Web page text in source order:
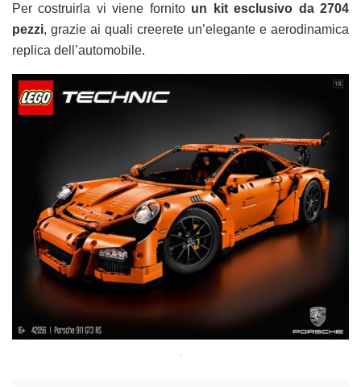
Per costruirla vi viene fornito un kit esclusivo da 2704
pezzi, grazie ai quali creerete un’elegante e aerodinamica
replica dell’automobile.
.